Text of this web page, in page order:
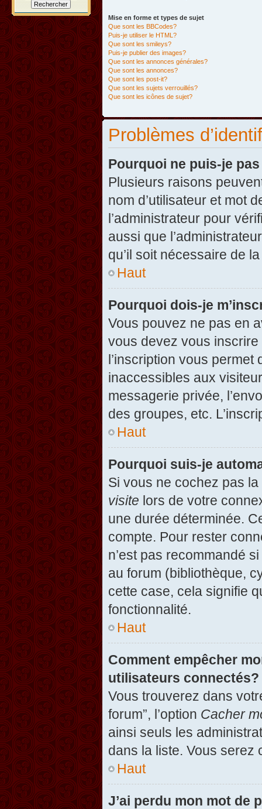
Mise en forme et types de sujet
Que sont les BBCodes?
Puis-je utiliser le HTML?
Que sont les smileys?
Puis-je publier des images?
Que sont les annonces générales?
Que sont les annonces?
Que sont les post-it?
Que sont les sujets verrouillés?
Que sont les icônes de sujet?
Problèmes
Pourquoi ne puis-je
Plusieurs raisons
nom d’utilisateur et mot
l’administrateur pour
aussi que
qu’il soit nécessaire de
Haut
Pourquoi dois-je
Vous pouvez ne pas en
vous devez vous
l’inscription vous
inaccessibles aux
messagerie privée,
des groupes, etc.
Haut
Pourquoi suis-je
Si vous ne cochez pas
visite lors de votre
une durée déterminée.
compte. Pour rester
n’est pas recommandé
au forum (bibliothèque,
cette case, cela signifie
fonctionnalité.
Haut
Comment empêcher
utilisateurs connectés?
Vous trouverez dans
forum”, l’option Cacher
ainsi seuls les
dans la liste. Vous serez
Haut
J’ai perdu mon mot de